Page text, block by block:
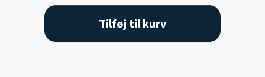
Tilføj til kurv